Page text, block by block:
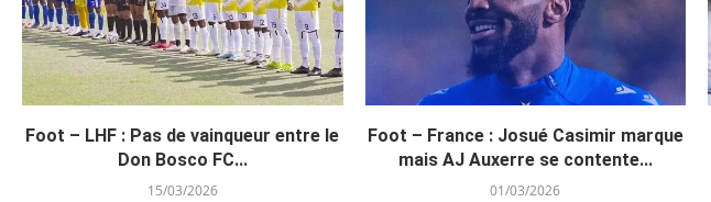
Foot – LHF : Pas de vainqueur entre le
Don Bosco FC...
15/03/2026
Foot – France : Josué Casimir marque
mais AJ Auxerre se contente...
01/03/2026